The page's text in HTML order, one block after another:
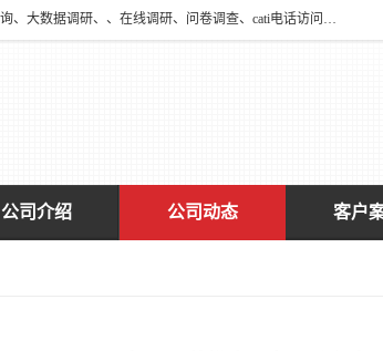
深圳大宋咨询有限公司2016年于深圳市宝安区新安街道海旺社区成立。主要经营：市场信息咨询、大数据调研、、在线调研、问卷调查、cati电话访问、神秘顾客调查、广告效果评估、消费者调查、大数据采集分析等，从事广告业务、国内贸易、数据采集、数据处理；公共文明测评。
公司介绍 公司动态 客户